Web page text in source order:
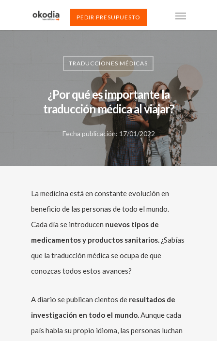
PEDIR PRESUPUESTO
TRADUCCIONES MÉDICAS
¿Por qué es importante la
traducción médica al viajar?
Fecha publicación: 17/01/2022
La medicina está en constante evolución en
beneficio de las personas de todo el mundo.
Cada día se introducen nuevos tipos de
medicamentos y productos sanitarios. ¿Sabías
que la traducción médica se ocupa de que
conozcas todos estos avances?
A diario se publican cientos de resultados de
investigación en todo el mundo.Aunque cada
país habla su propio idioma, las personas luchan